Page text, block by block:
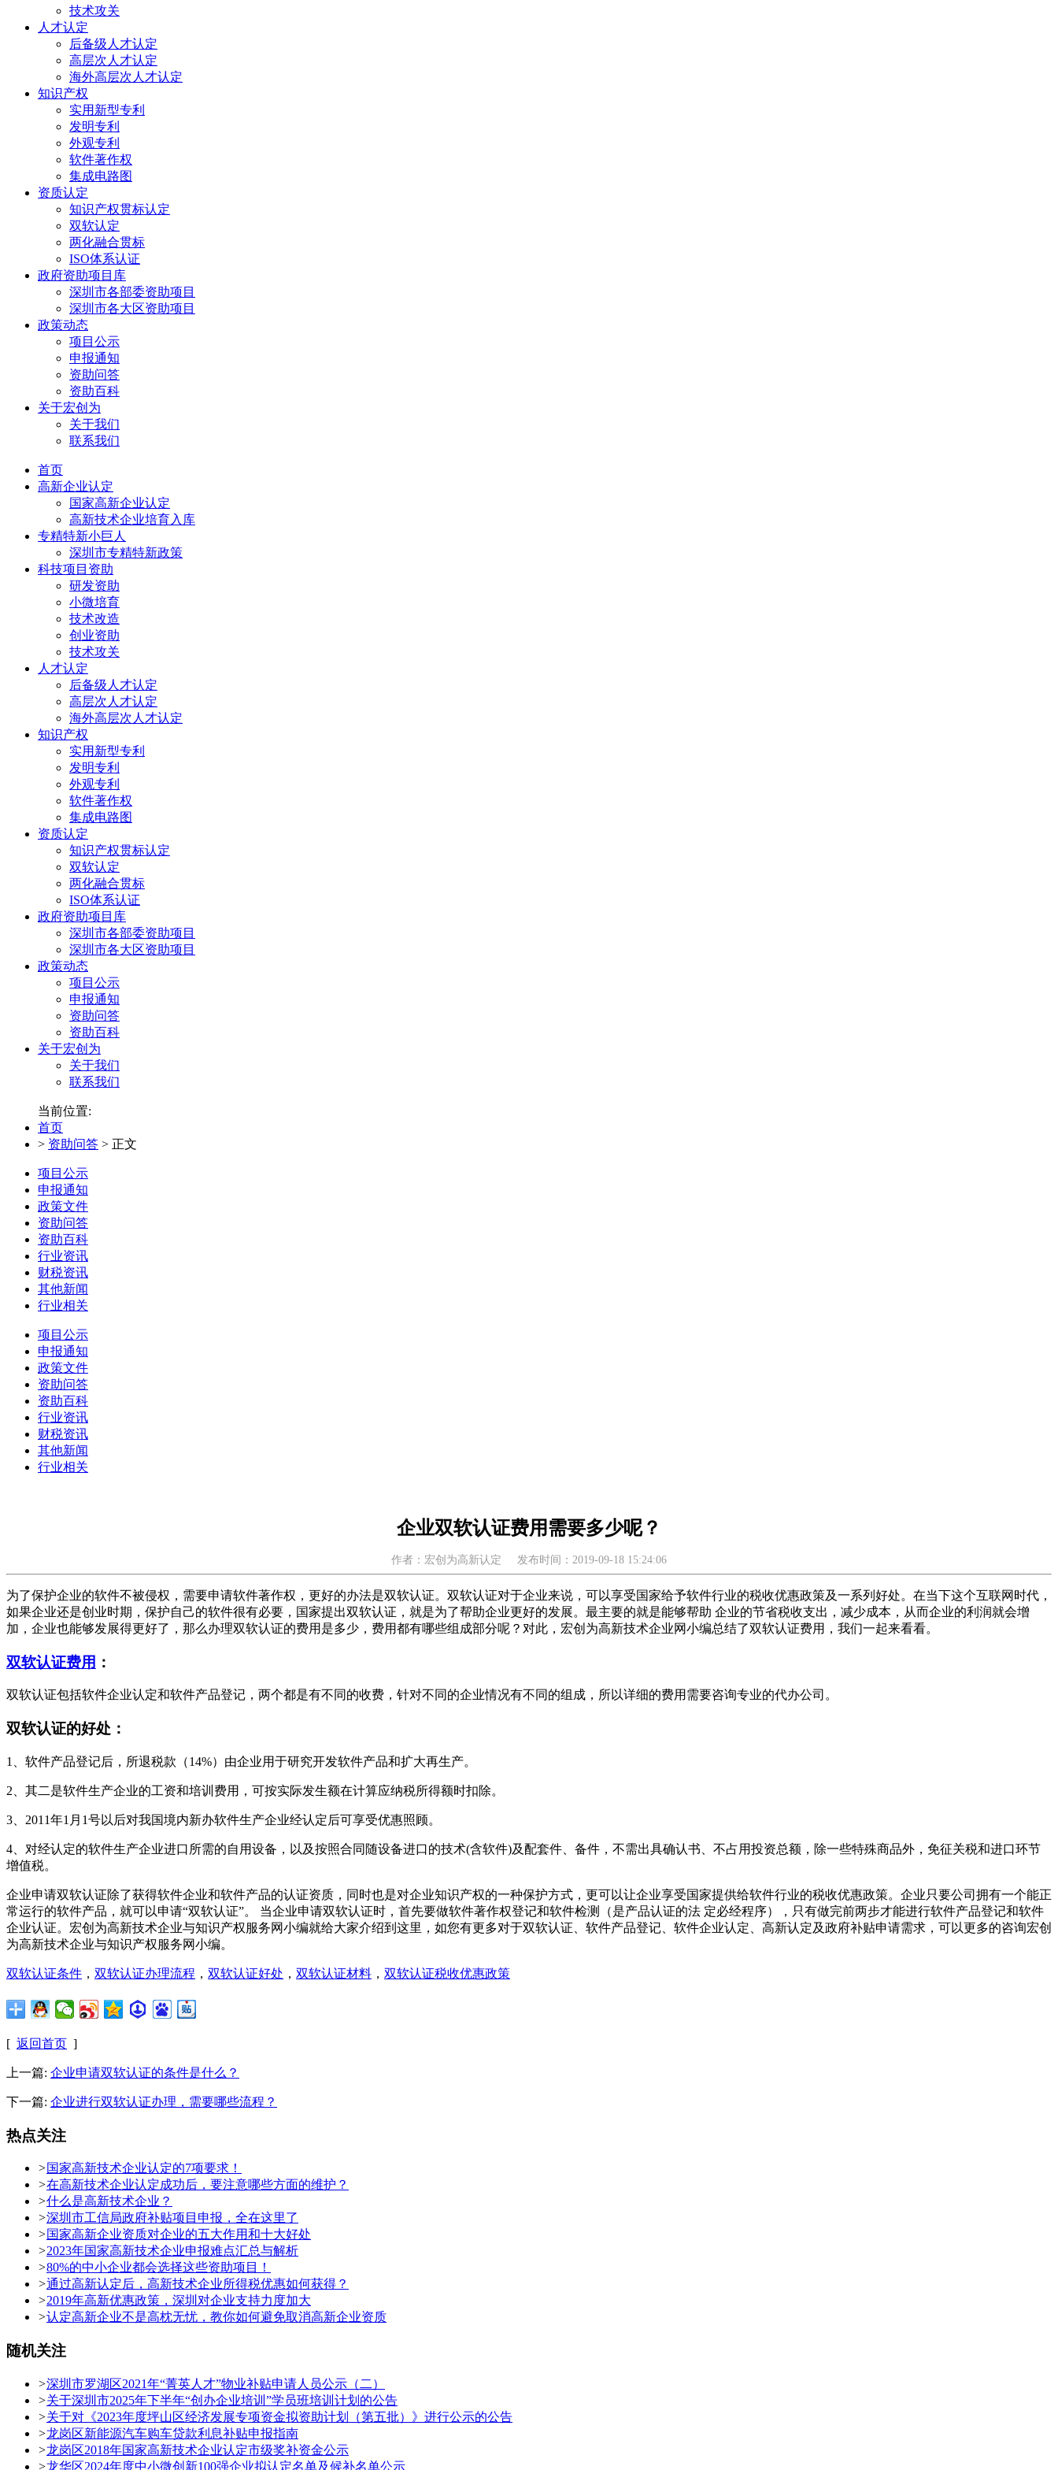
技术攻关
人才认定
后备级人才认定
高层次人才认定
海外高层次人才认定
知识产权
实用新型专利
发明专利
外观专利
软件著作权
集成电路图
资质认定
知识产权贯标认定
双软认定
两化融合贯标
ISO体系认证
政府资助项目库
深圳市各部委资助项目
深圳市各大区资助项目
政策动态
项目公示
申报通知
资助问答
资助百科
关于宏创为
关于我们
联系我们
首页
高新企业认定
国家高新企业认定
高新技术企业培育入库
专精特新小巨人
深圳市专精特新政策
科技项目资助
研发资助
小微培育
技术改造
创业资助
技术攻关
人才认定
后备级人才认定
高层次人才认定
海外高层次人才认定
知识产权
实用新型专利
发明专利
外观专利
软件著作权
集成电路图
资质认定
知识产权贯标认定
双软认定
两化融合贯标
ISO体系认证
政府资助项目库
深圳市各部委资助项目
深圳市各大区资助项目
政策动态
项目公示
申报通知
资助问答
资助百科
关于宏创为
关于我们
联系我们
当前位置:
首页
> 资助问答 > 正文
项目公示
申报通知
政策文件
资助问答
资助百科
行业资讯
财税资讯
其他新闻
行业相关
项目公示
申报通知
政策文件
资助问答
资助百科
行业资讯
财税资讯
其他新闻
行业相关
企业双软认证费用需要多少呢？
作者：宏创为高新认定 发布时间：2019-09-18 15:24:06
为了保护企业的软件不被侵权，需要申请软件著作权，更好的办法是双软认证。双软认证对于企业来说， 可以享受国家给予软件行业的税收优惠政策及一系列 好处。在当下这个互联网时代，
如果企业还是创业时期，保护自己的软件很有必要，国家提出双软认证，就是为了帮助企业更好的发展。最主要的就是能够帮助 企业的节省税收支出，减少成本，从而企业的利润就会增
加，企业也能够发展得更好了，那么办理双软认证的费用是多少，费用都有哪些组成部分呢？对此，宏创为高新技术企业网小编总结了双软认证费用，我们一起来看看。
双软认证费用 ：
双软认证包括软件企业认定和软件产品登记，两个都是有不同的收费，针对不同的企业情况有不同的组成，所以详细的费用需要咨询专业的代办公司。
双软认证的好处：
1、软件产品登记后，所退税款（14%）由企业用于研究开发软件产品和扩大再生产。
2、其二是软件生产企业的工资和培训费用，可按实际发生额在计算应纳税所得额时扣除。
3、2011年1月1号以后对我国境内新办软件生产企业经认定后可享受优惠照顾。
4、对经认定的软件生产企业进口所需的自用设备，以及按照合同随设备进口的技术(含软件)及配套件、备件，不需出具确认书、不占用投资总额，除一些特殊商品外，免征关税和进口环节
增值税。
企业申请双软认证除了获得软件企业和软件产品的认证资质，同时也是对企业知识产权的一种保护方式，更可以让企业享受国家提供给软件行业的税收优惠政策。企业只要公司拥有一个能正
常运行的软件产品，就可以申请“双软认证”。 当企业申请双软认证时，首先要做软件著作权登记和软件检测（是产品认证的法 定必经程序），只有做完前两步才能进行软件产品登记和软件
企业认证。 宏创为高新技术企业与知识产权服务网小编就给大家介绍到 这里 ，如您有更多对于双软认证 软件产品登记 软件企业认定 高新认定及政府补贴申请需求，可以更多的咨询宏创
为高新技术企业与知识产权服务网小编。
双软认证条件 ， 双软认证办理流程 ， 双软认证好处 ， 双软认证材料 ， 双软认证税收优惠政策
[ 返回首页 ]
上一篇: 企业申请双软认证的条件是什么？
下一篇: 企业进行双软认证办理，需要哪些流程？
热点关注
>国家高新技术企业认定的7项要求！
>在高新技术企业认定成功后，要注意哪些方面的维护？
>什么是高新技术企业？
>深圳市工信局政府补贴项目申报，全在这里了
>国家高新企业资质对企业的五大作用和十大好处
>2023年国家高新技术企业申报难点汇总与解析
>80%的中小企业都会选择这些资助项目！
>通过高新认定后，高新技术企业所得税优惠如何获得？
>2019年高新优惠政策，深圳对企业支持力度加大
>认定高新企业不是高枕无忧，教你如何避免取消高新企业资质
随机关注
>深圳市罗湖区2021年“菁英人才”物业补贴申请人员公示（二）
>关于深圳市2025年下半年“创办企业培训”学员班培训计划的公告
>关于对《2023年度坪山区经济发展专项资金拟资助计划（第五批）》进行公示的公告
>龙岗区新能源汽车购车贷款利息补贴申报指南
>龙岗区2018年国家高新技术企业认定市级奖补资金公示
>龙华区2024年度中小微创新100强企业拟认定名单及候补名单公示